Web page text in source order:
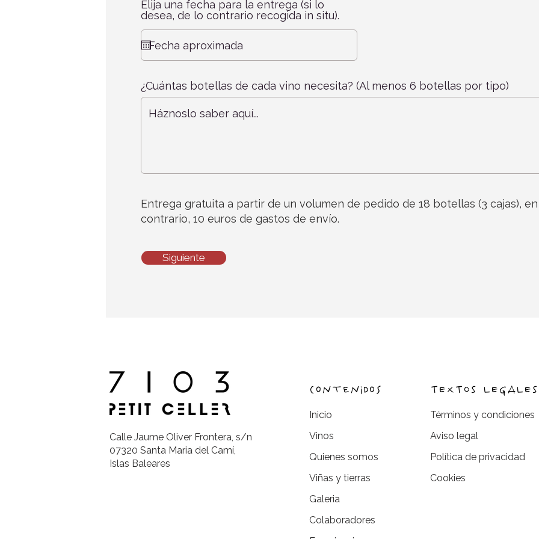
Elija una fecha para la entrega (si lo
desea, de lo contrario recogida in situ).
¿Cuántas botellas de cada vino necesita? (Al menos 6 botellas por tipo)
Entrega gratuita a partir de un volumen de pedido de 18 botellas (3 cajas),
contrario, 10 euros de gastos de envío.
Siguiente
Calle Jaume Oliver Frontera, s/n
07320 Santa Maria del Camí,
Islas Baleares
contenidos
Inicio
Vinos
Quienes somos​
Viñas y tierras​
Galeria​
Colaboradores
TEXTOS LEGALES
Términos y condiciones
Aviso legal
Política de privacidad
Cookies